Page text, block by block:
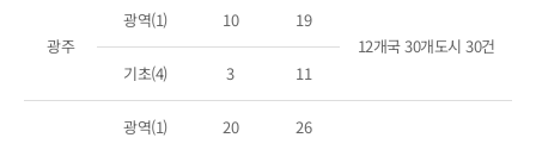
광주
광역(1) 10
19
12개국 30개도시 30건
기초(4)
3 11
광역(1) 20
26